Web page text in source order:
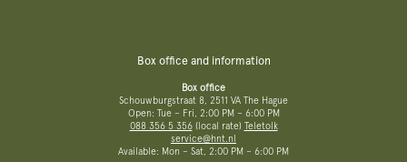
Box office and information
Box office
Schouwburgstraat 8, 2511 VA The Hague
Open: Tue – Fri, 2:00 PM – 6:00 PM
088 356 5 356(local rate) Teletolk
service@hnt.nl
Available: Mon – Sat, 2:00 PM – 6:00 PM